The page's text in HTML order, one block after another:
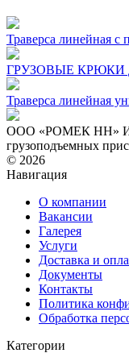
Траверса линейная
ГРУЗОВЫЕ
Траверса линейная
ООО «РОМЕК НН»
грузоподъемных
© 2026
Навигация
О компании
Вакансии
Галерея
Услуги
Доставка и
Документы
Контакты
Политика
Обработка
Категории